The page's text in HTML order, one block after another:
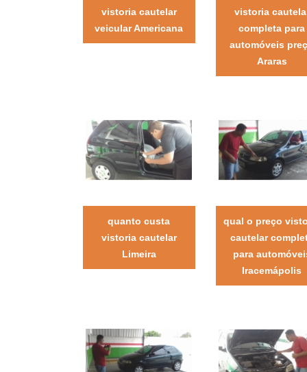
vistoria cautelar
veicular Americana
vistoria
completa para
automóveis
Araras
quanto custa
vistoria cautelar
Limeira
qual o preço
cautelar
para
Iracemápolis